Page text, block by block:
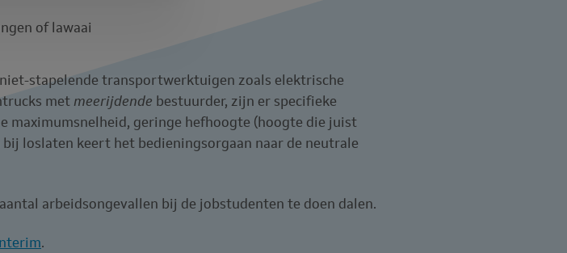
of lawaai
stapelende transportwerktuigen zoals elektrische
met meerijdende bestuurder, zijn er specifieke
maximumsnelheid, geringe hefhoogte (hoogte die juist
loslaten keert het bedieningsorgaan naar de neutrale
arbeidsongevallen bij de jobstudenten te doen dalen.
.